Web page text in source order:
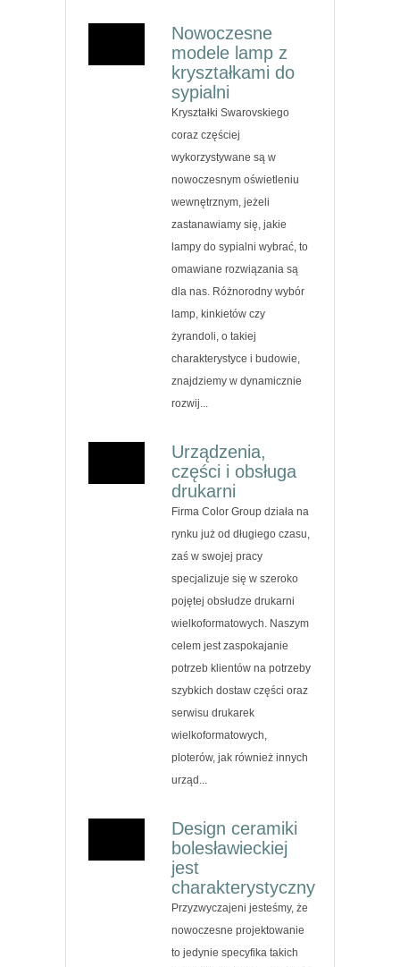
Nowoczesne
modele lamp z
kryształkami do
sypialni
Kryształki Swarovskiego
coraz częściej
wykorzystywane są w
nowoczesnym oświetleniu
wewnętrznym, jeżeli
zastanawiamy się, jakie
lampy do sypialni wybrać, to
omawiane rozwiązania są
dla nas. Różnorodny wybór
lamp, kinkietów czy
żyrandoli, o takiej
charakterystyce i budowie,
znajdziemy w dynamicznie
rozwij...
Urządzenia,
części i obsługa
drukarni
Firma Color Group działa na
rynku już od długiego czasu,
zaś w swojej pracy
specjalizuje się w szeroko
pojętej obsłudze drukarni
wielkoformatowych. Naszym
celem jest zaspokajanie
potrzeb klientów na potrzeby
szybkich dostaw części oraz
serwisu drukarek
wielkoformatowych,
ploterów, jak również innych
urząd...
Design ceramiki
bolesławieckiej
jest
charakterystyczny
Przyzwyczajeni jesteśmy, że
nowoczesne projektowanie
to jedynie specyfika takich